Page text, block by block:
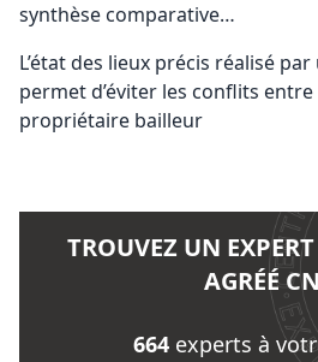
synthèse comparative…
L’état des lieux précis réalisé
permet d’éviter les conflits
propriétaire bailleur
TROUVEZ UN
AGRÉÉ
664experts à